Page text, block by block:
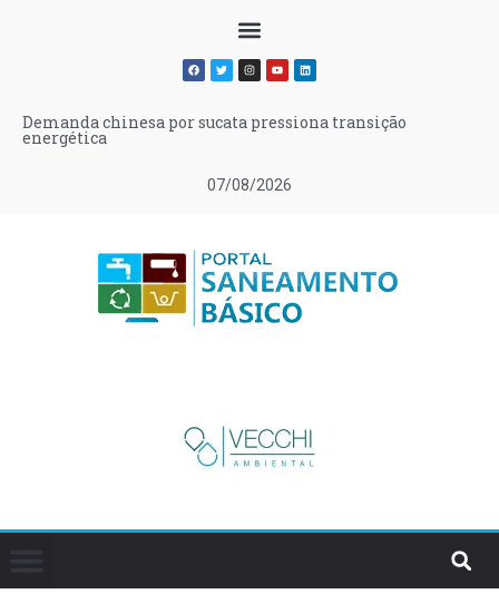
07/08/2026
Demanda chinesa por sucata pressiona transição
energética